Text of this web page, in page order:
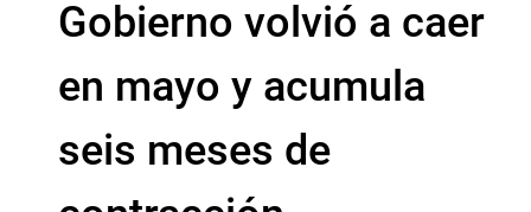
Gobierno volvió a caer
en mayo y acumula
seis meses de